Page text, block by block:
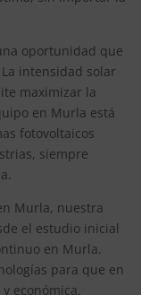
oportunidad que
intensidad solar
maximizar la
en Murla está
fotovoltaicos
siempre
Murla, nuestra
el estudio inicial
en Murla.
para que en
económica.